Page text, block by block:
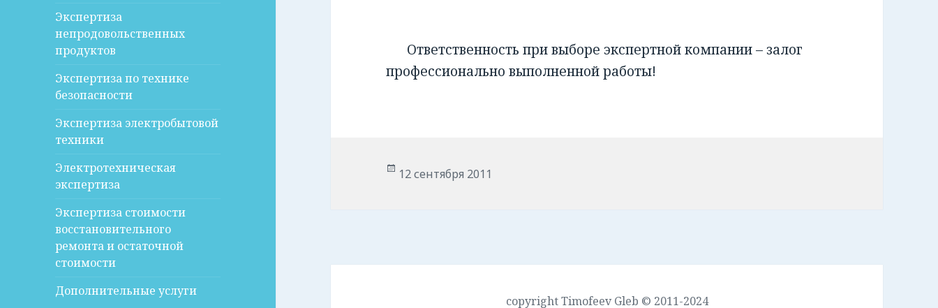
Экспертиза
непродовольственных
продуктов
Экспертиза по технике
безопасности
Экспертиза электробытовой
техники
Электротехническая
экспертиза
Экспертиза стоимости
восстановительного
ремонта и остаточной
стоимости
Дополнительные услуги
Ответственность при выборе экспертной компании – залог
профессионально выполненной работы!
Опубликовано
12 сентября 2011
copyright Timofeev Gleb © 2011-2024